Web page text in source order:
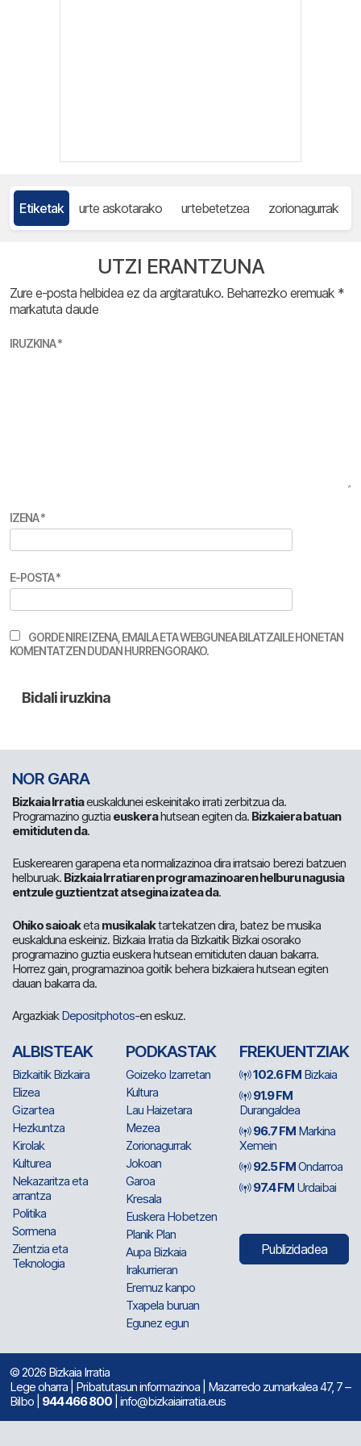
Etiketak urte askotarako urtebetetzea zorionagurrak
UTZI ERANTZUNA
Zure e-posta helbidea ez da argitaratuko. Beharrezko eremuak *
markatuta daude
IRUZKINA*
IZENA*
E-POSTA*
GORDE NIRE IZENA, EMAILA ETA WEBGUNEA BILATZAILE HONETAN
KOMENTATZEN DUDAN HURRENGORAKO.
NOR GARA
Bizkaia Irratiaeuskaldunei eskeinitako irrati zerbitzua da.
Programazino guztia euskerahutsean egiten da. Bizkaiera batuan
emitiduten da.
Euskerearen garapena eta normalizazinoa dira irratsaio berezi batzuen
helburuak. Bizkaia Irratiaren programazinoaren helburu nagusia
entzule guztientzat atsegina izatea da.
Ohiko saioaketa musikalaktartekatzen dira, batez be musika
euskalduna eskeiniz. Bizkaia Irratia da Bizkaitik Bizkai osorako
programazino guztia euskera hutsean emitiduten dauan bakarra.
Horrez gain, programazinoa goitik behera bizkaiera hutsean egiten
dauan bakarra da.
ArgazkiakDepositphotos-en eskuz.
ALBISTEAK
Bizkaitik Bizkaira
Elizea
Gizartea
Hezkuntza
Kirolak
Kulturea
Nekazaritza eta
arrantza
Politika
Sormena
Zientzia eta
Teknologia
PODKASTAK
Goizeko Izarretan
Kultura
Lau Haizetara
Mezea
Zorionagurrak
Jokoan
Garoa
Kresala
Euskera Hobetzen
Planik Plan
Aupa Bizkaia
Irakurrieran
Eremuz kanpo
Txapela buruan
Egunez egun
FREKUENTZIAK
102.6 FM Bizkaia
91.9 FM
Durangaldea
96.7 FM Markina
Xemein
92.5 FMOndarroa
97.4 FM Urdaibai
Publizidadea
© 2026 Bizkaia Irratia
Lege oharra Pribatutasun informazinoa | Mazarredo zumarkalea 47, 7 –
Bilbo | 944 466 800 | info@bizkaiairratia.eus